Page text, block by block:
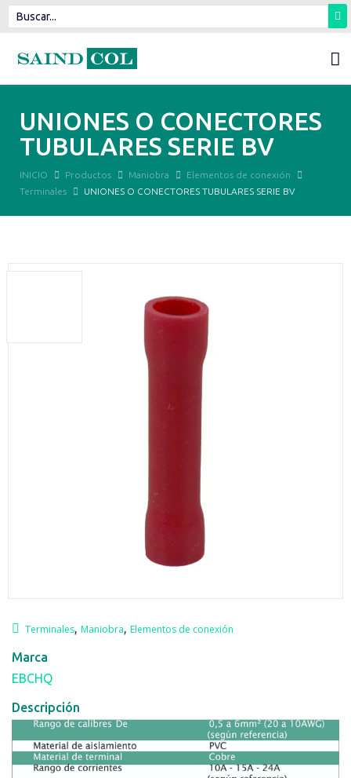
UNIONES O CONECTORES
TUBULARES SERIE BV
INICIO Productos Maniobra
Elementos de conexión
Terminales
UNIONES O CONECTORES TUBULARES SERIE BV
Terminales, Maniobra, Elementos de conexión
Marca
EBCHQ
Descripción